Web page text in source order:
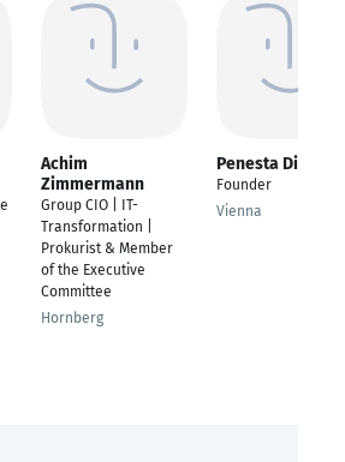
Achim
Zimmermann
Group CIO | IT-
Transformation |
Prokurist & Member
of the Executive
Committee
Hornberg
Penesta Dika
Founder
Vienna